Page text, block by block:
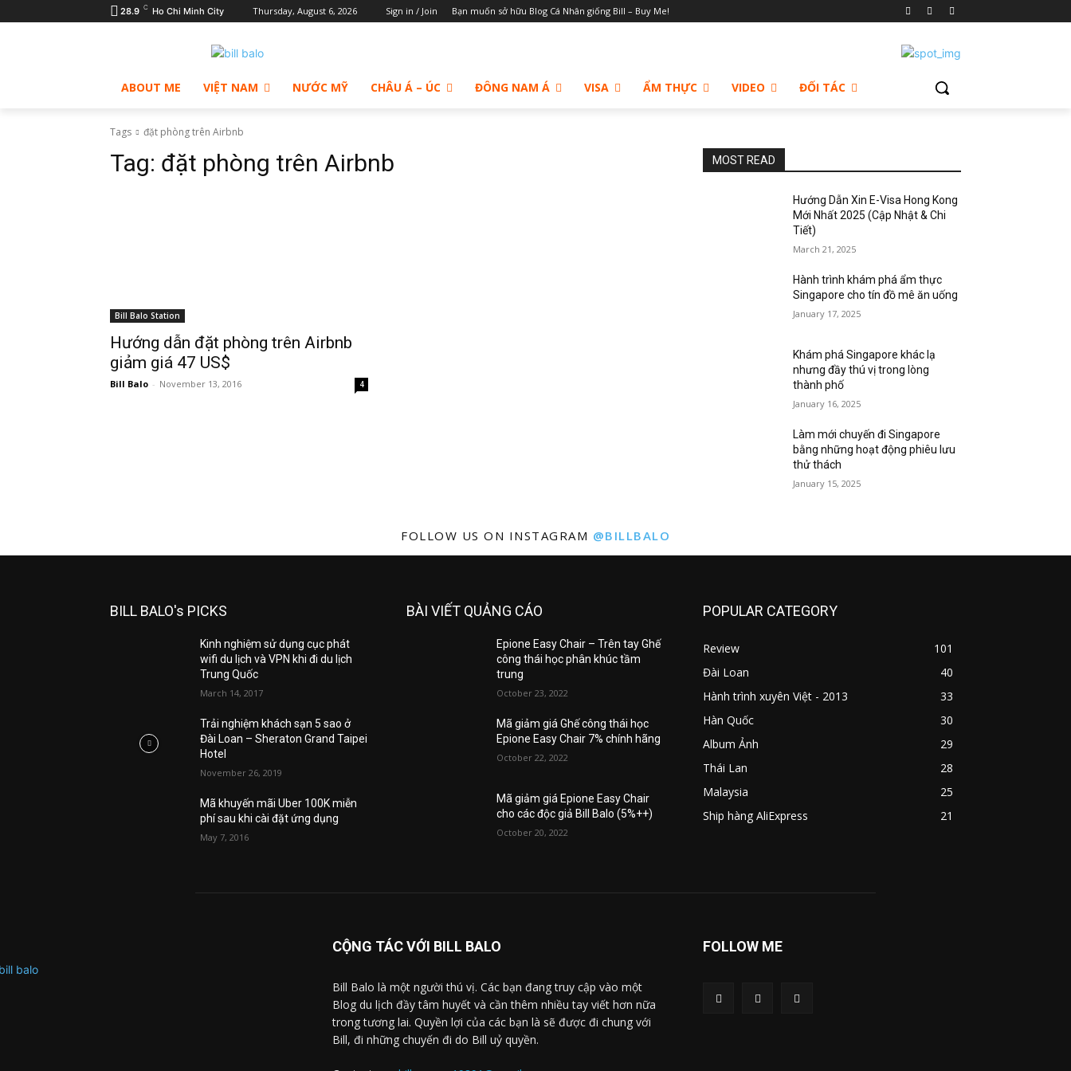
28.9 C Ho Chi Minh City Thursday, August 6, 2026 Sign in / Join Bạn muốn sở hữu Blog Cá Nhân giống Bill – Buy Me!
ABOUT ME VIỆT NAM NƯỚC MỸ CHÂU Á – ÚC ĐÔNG NAM Á VISA ẨM THỰC VIDEO ĐỐI TÁC
Tags đặt phòng trên Airbnb
Tag: đặt phòng trên Airbnb
Bill Balo Station
Hướng dẫn đặt phòng trên Airbnb
giảm giá 47 US$
Bill Balo - November 13, 2016 4
MOST READ
Hướng Dẫn Xin E-Visa Hong Kong
Mới Nhất 2025 (Cập Nhật & Chi
Tiết)
March 21, 2025
Hành trình khám phá ẩm thực
Singapore cho tín đồ mê ăn uống
January 17, 2025
Khám phá Singapore khác lạ
nhưng đầy thú vị trong lòng
thành phố
January 16, 2025
Làm mới chuyến đi Singapore
bằng những hoạt động phiêu lưu
thử thách
January 15, 2025
FOLLOW US ON INSTAGRAM @BILLBALO
BILL BALO's PICKS
Kinh nghiệm sử dụng cục phát
wifi du lịch và VPN khi đi du lịch
Trung Quốc
March 14, 2017
Trải nghiệm khách sạn 5 sao ở
Đài Loan – Sheraton Grand Taipei
Hotel
November 26, 2019
Mã khuyến mãi Uber 100K miễn
phí sau khi cài đặt ứng dụng
May 7, 2016
BÀI VIẾT QUẢNG CÁO
Epione Easy Chair – Trên tay Ghế
công thái học phân khúc tầm
trung
October 23, 2022
Mã giảm giá Ghế công thái học
Epione Easy Chair 7% chính hãng
October 22, 2022
Mã giảm giá Epione Easy Chair
cho các độc giả Bill Balo (5%++)
October 20, 2022
POPULAR CATEGORY
Review
101
Đài Loan
40
Hành trình xuyên Việt - 2013
33
Hàn Quốc
30
Album Ảnh
29
Thái Lan
28
Malaysia
25
Ship hàng AliExpress
21
CỘNG TÁC VỚI BILL BALO
Bill Balo là một người thú vị. Các bạn đang truy cập vào một
Blog du lịch đầy tâm huyết và cần thêm nhiều tay viết hơn nữa
trong tương lai. Quyền lợi của các bạn là sẽ được đi chung với
Bill, đi những chuyến đi do Bill uỷ quyền.
FOLLOW ME